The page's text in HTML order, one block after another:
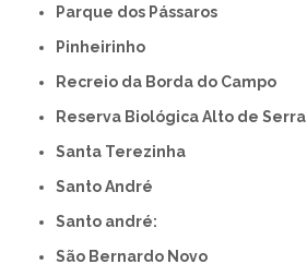
Parque dos Pássaros
Pinheirinho
Recreio da Borda do Campo
Reserva Biológica Alto de Serra
Santa Terezinha
Santo André
Santo andré:
São Bernardo Novo